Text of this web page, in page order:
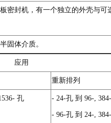
密封机，有一个独立的外壳与可
固体介质。
应用
重新排列
孔 - 24-孔 到 96-,
- 96-孔 到 24-,